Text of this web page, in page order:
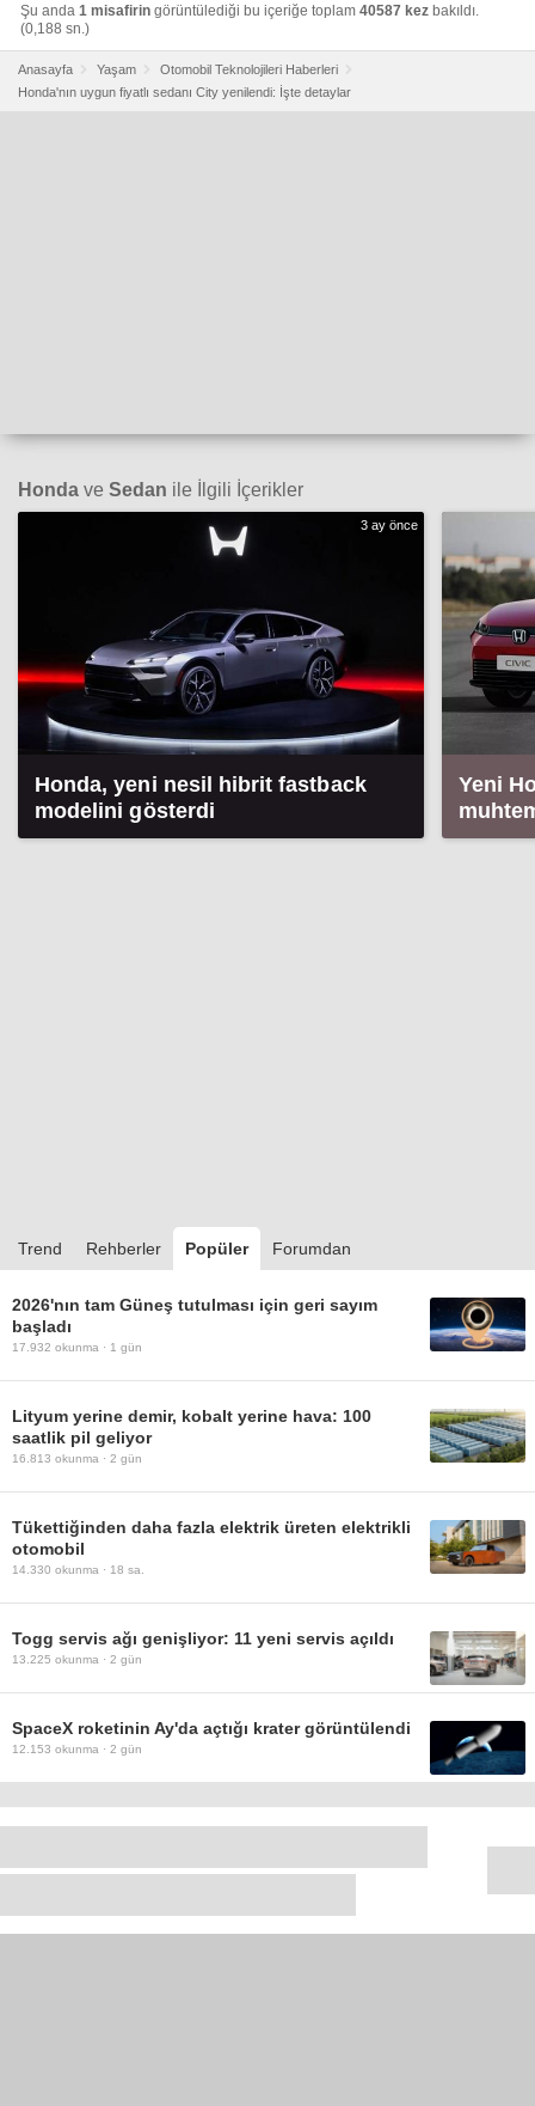
Şu anda 1 misafirin görüntülediği bu içeriğe toplam 40587 kez bakıldı.
(0,188 sn.)
Anasayfa Yaşam
Otomobil Teknolojileri Haberleri
Honda'nın uygun fiyatlı sedanı City yenilendi: İşte detaylar
Honda ve Sedan ile İlgili İçerikler
3 ay önce
Honda, yeni nesil hibrit fastback
modelini gösterdi
Yeni
Trend Rehberler Popüler Forumdan
2026'nın tam Güneş tutulması için geri sayım
başladı
17.932 okunma · 1 gün
Lityum yerine demir, kobalt yerine hava: 100
saatlik pil geliyor
16.813 okunma · 2 gün
Tükettiğinden daha fazla elektrik üreten elektrikli
otomobil
14.330 okunma · 18 sa.
Togg servis ağı genişliyor: 11 yeni servis açıldı
13.225 okunma · 2 gün
SpaceX roketinin Ay'da açtığı krater görüntülendi
12.153 okunma · 2 gün